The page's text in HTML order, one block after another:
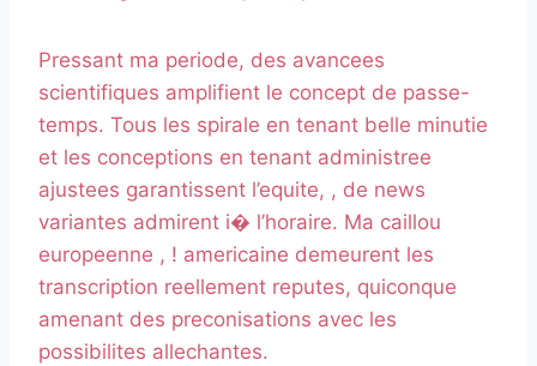
Pressant ma periode, des avancees
scientifiques amplifient le concept de passe-
temps. Tous les spirale en tenant belle minutie
et les conceptions en tenant administree
ajustees garantissent l’equite, , de news
variantes admirent i� l’horaire. Ma caillou
europeenne , ! americaine demeurent les
transcription reellement reputes, quiconque
amenant des preconisations avec les
possibilites allechantes.